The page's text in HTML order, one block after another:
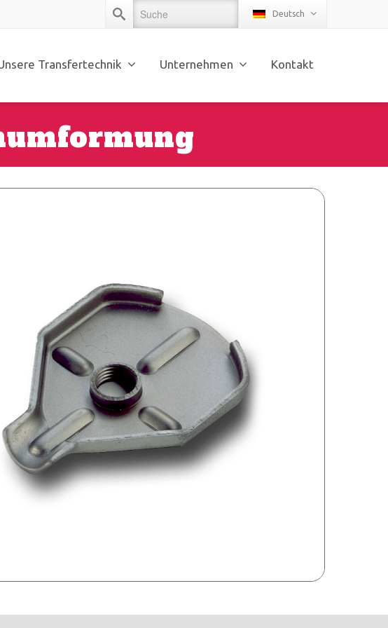
Deutsch
Transfertechnik Unternehmen Kontakt